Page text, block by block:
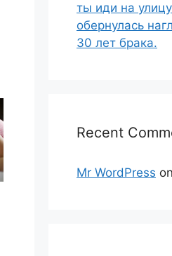
ты иди на
обернулась
30 лет брака.
Recent
Mr WordPress on